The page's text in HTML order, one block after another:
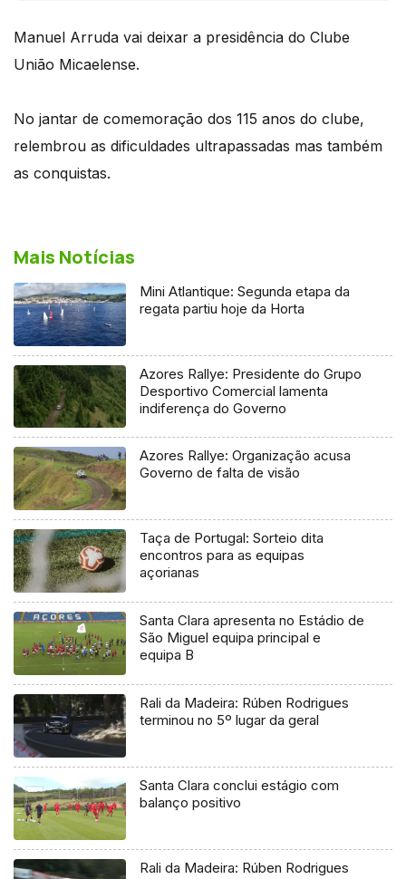
Manuel Arruda vai deixar a presidência do Clube
União Micaelense.
No jantar de comemoração dos 115 anos do clube,
relembrou as dificuldades ultrapassadas mas também
as conquistas.
Mais Notícias
Mini Atlantique: Segunda etapa da
regata partiu hoje da Horta
Azores Rallye: Presidente do Grupo
Desportivo Comercial lamenta
indiferença do Governo
Azores Rallye: Organização acusa
Governo de falta de visão
Taça de Portugal: Sorteio dita
encontros para as equipas
açorianas
Santa Clara apresenta no Estádio de
São Miguel equipa principal e
equipa B
Rali da Madeira: Rúben Rodrigues
terminou no 5º lugar da geral
Santa Clara conclui estágio com
balanço positivo
Rali da Madeira: Rúben Rodrigues